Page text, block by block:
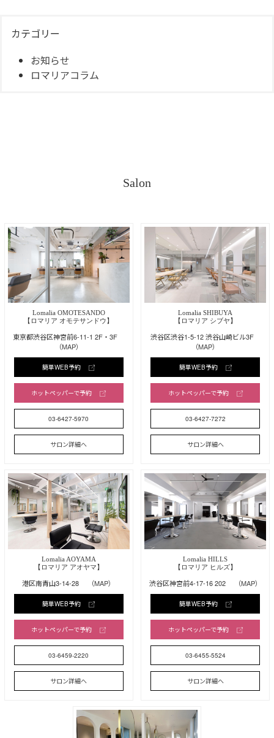
カテゴリー
お知らせ
ロマリアコラム
Salon
Lomalia OMOTESANDO
【ロマリア オモテサンドウ】
東京都渋谷区神宮前6-11-1 2F・3F
（MAP）
簡単WEB予約
ホットペッパーで予約
03-6427-5970
サロン詳細へ
Lomalia SHIBUYA
【ロマリア シブヤ】
渋谷区渋谷1-5-12 渋谷山崎ビル3F
（MAP）
簡単WEB予約
ホットペッパーで予約
03-6427-7272
サロン詳細へ
Lomalia AOYAMA
【ロマリア アオヤマ】
港区南青山3-14-28 （MAP）
簡単WEB予約
ホットペッパーで予約
03-6459-2220
サロン詳細へ
Lomalia HILLS
【ロマリア ヒルズ】
渋谷区神宮前4-17-16 202 （MAP）
簡単WEB予約
ホットペッパーで予約
03-6455-5524
サロン詳細へ